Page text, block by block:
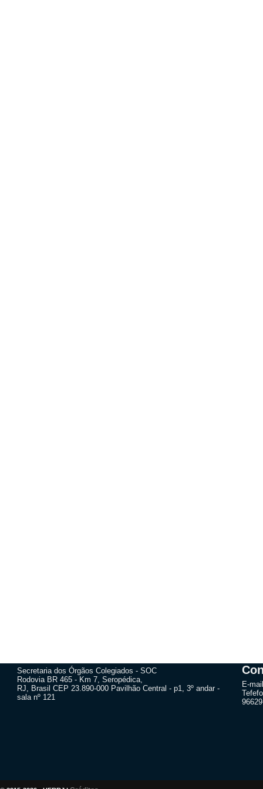
Secretaria dos Órgãos Colegiados - SOC
Rodovia BR 465 - Km 7, Seropédica,
RJ, Brasil CEP 23.890-000 Pavilhão Central - p1, 3º andar -
sala nº 121
E-